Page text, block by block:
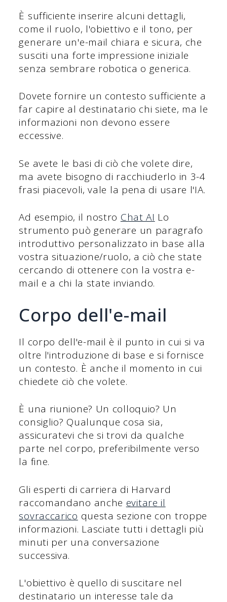
È sufficiente inserire alcuni dettagli,
come il ruolo, l'obiettivo e il tono, per
generare un'e-mail chiara e sicura, che
susciti una forte impressione iniziale
senza sembrare robotica o generica.
Dovete fornire un contesto sufficiente a
far capire al destinatario chi siete, ma le
informazioni non devono essere
eccessive.
Se avete le basi di ciò che volete dire,
ma avete bisogno di racchiuderlo in 3-4
frasi piacevoli, vale la pena di usare l'IA.
Ad esempio, il nostro Chat AI Lo
strumento può generare un paragrafo
introduttivo personalizzato in base alla
vostra situazione/ruolo, a ciò che state
cercando di ottenere con la vostra e-
mail e a chi la state inviando.
Corpo dell'e-mail
Il corpo dell'e-mail è il punto in cui si va
oltre l'introduzione di base e si fornisce
un contesto. È anche il momento in cui
chiedete ciò che volete.
È una riunione? Un colloquio? Un
consiglio? Qualunque cosa sia,
assicuratevi che si trovi da qualche
parte nel corpo, preferibilmente verso
la fine.
Gli esperti di carriera di Harvard
raccomandano anche evitare il
sovraccarico questa sezione con troppe
informazioni. Lasciate tutti i dettagli più
minuti per una conversazione
successiva.
L'obiettivo è quello di suscitare nel
destinatario un interesse tale da